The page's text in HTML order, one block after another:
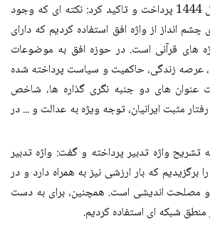
وی به تبیین افق در سال 1444 پرداخت و تاکید کرد: نکته ای که وجود
انداز از واژه افق استفاده کردیم که دارای
های قرآنی است. در حوزه افق به موضوعات
عرصه زندگی، حاکمیت و سیاست پرداخته شده
های دو جنبه نگری گذاره ها، شاخص
مثبت ایرانیان، توجه ویژه به عدالت و ... در
تشریح واژه تدبیر پرداخته و گفت: واژه تدبیر
که بار ارزشی نیز به همراه دارد و در
و مصلحت اندیشی است. همچنین، برای به دست
منطق شبکه ای استفاده کردیم.